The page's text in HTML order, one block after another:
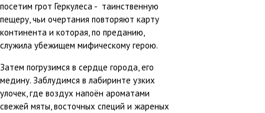
посетим грот Геркулеса - таинственную
пещеру, чьи очертания повторяют карту
континента и которая, по преданию,
служила убежищем мифическому герою.
Затем погрузимся в сердце города, его
медину. Заблудимся в лабиринте узких
улочек, где воздух напоён ароматами
свежей мяты, восточных специй и жареных